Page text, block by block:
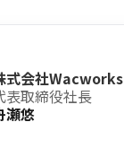
式会社Wacworks
表取締役社長
瀬悠